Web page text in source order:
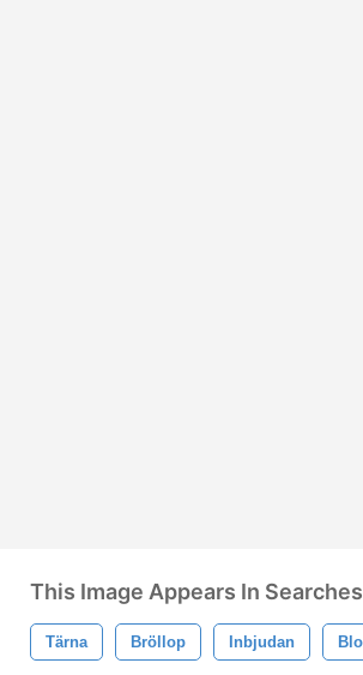
This Image Appears In
Tärna Bröllop Inbjudan